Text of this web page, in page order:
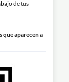
de tus
que aparecen a